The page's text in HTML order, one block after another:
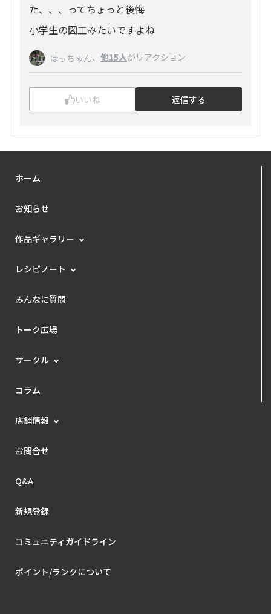
た、、、ってちょっと後悔
小学生の図工みたいですよね
はっちゃん、 他15人がリアクション
いいね 返信する
ホーム
お知らせ
作品ギャラリー
レシピノート
みんなに質問
トーク広場
サークル
コラム
店舗情報
お問合せ
Q&A
新規登録
コミュニティガイドライン
ポイント/ランクについて